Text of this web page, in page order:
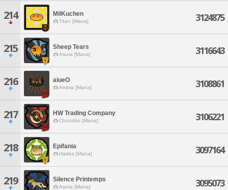
214 MilKuchen
Titan [Mana] 3124875
215 Sheep Tears
Asura [Mana] 3116643
216 aiueO
Anima [Mana] 3108861
217 HW Trading Company
Chocobo [Mana] 3106221
218 Epifania
Hades [Mana] 3097164
219 Silence Printemps
Asura [Mana] 3095073